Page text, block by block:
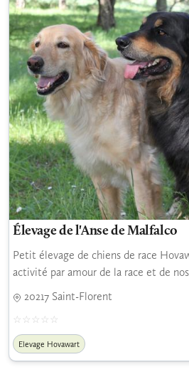
Élevage de l'Anse de Malfalco
Petit élevage de chiens de race
activité par amour de la race et de
20217 Saint-Florent
Elevage Hovawart